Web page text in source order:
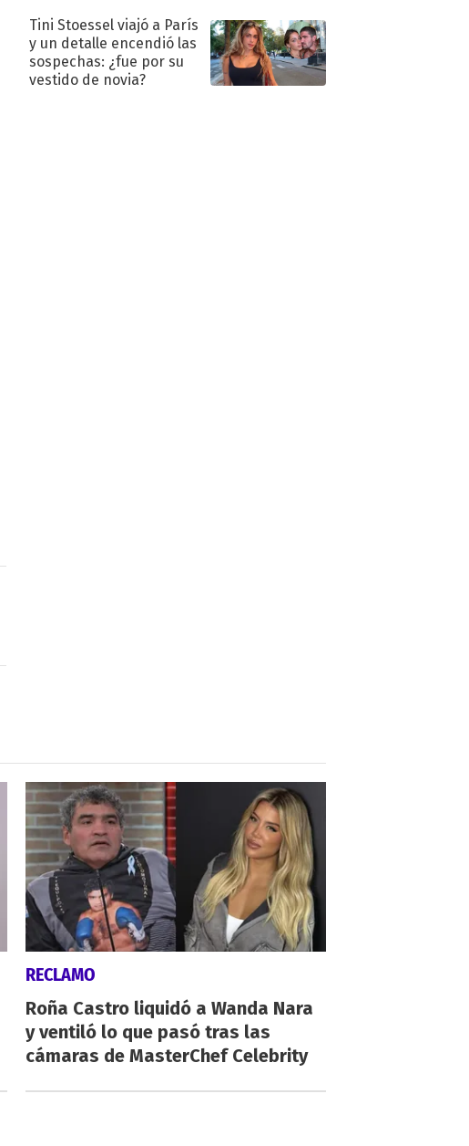
Tini Stoessel viajó a París
y un detalle encendió las
sospechas: ¿fue por su
vestido de novia?
RECLAMO
Roña Castro liquidó a Wanda Nara
y ventiló lo que pasó tras las
cámaras de MasterChef Celebrity